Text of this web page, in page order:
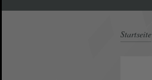
Startseite